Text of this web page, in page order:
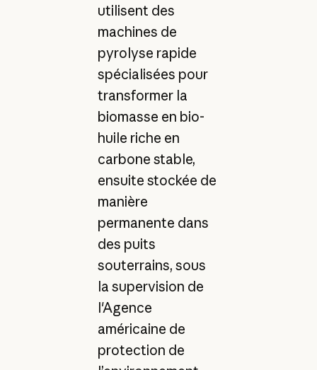
utilisent des
machines de
pyrolyse rapide
spécialisées pour
transformer la
biomasse en bio-
huile riche en
carbone stable,
ensuite stockée de
manière
permanente dans
des puits
souterrains, sous
la supervision de
l'Agence
américaine de
protection de